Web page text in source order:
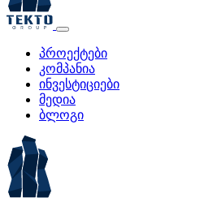
პროექტები
კომპანია
ინვესტიციები
მედია
ბლოგი